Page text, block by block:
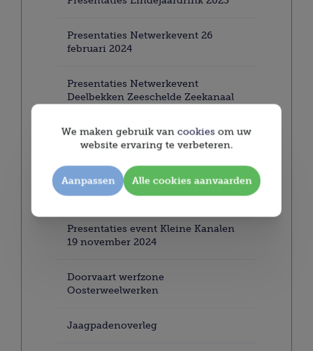
Presentaties Netwerkevent 26
februari 2024
Presentaties Netwerkevent
Deelbekken Zeeschelde Zeekanaal
Presentaties Algemene Vergadering
Hinderkalender
Presentaties event Kleine Kanalen
19 november 2024
Doorvaart werfzone
Oosterweelwerken
Jaagpadenoverleg
We maken gebruik van cookies om uw
website ervaring te verbeteren.
Aanpassen Alle cookies aanvaarden